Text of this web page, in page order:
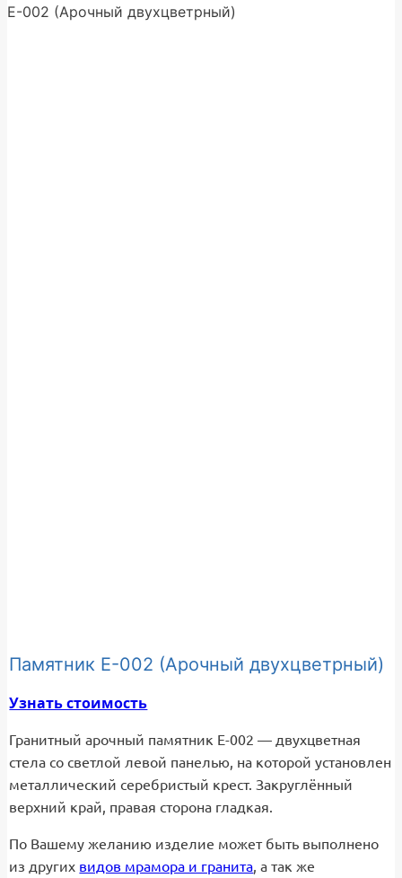
Е-002 (Арочный двухцветрный)
Памятник Е-002 (Арочный двухцветрный)
Узнать стоимость
Гранитный арочный памятник Е-002 — двухцветная
стела со светлой левой панелью, на которой установлен
металлический серебристый крест. Закруглённый
верхний край, правая сторона гладкая.
По Вашему желанию изделие может быть выполнено
из других видов мрамора и гранита, а так же